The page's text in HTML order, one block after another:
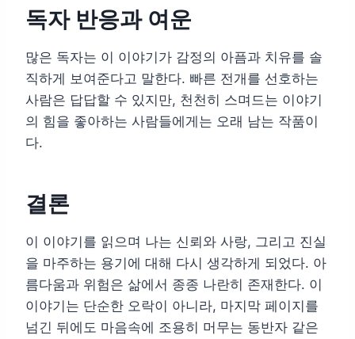
독자 반응과 여운
많은 독자는 이 이야기가 감정의 아픔과 치유를 솔
직하게 보여준다고 말한다. 빠른 전개를 선호하는
사람은 답답할 수 있지만, 천천히 스며드는 이야기
의 힘을 좋아하는 사람들에게는 오래 남는 작품이
다.
결론
이 이야기를 읽으며 나는 신뢰와 사랑, 그리고 진실
을 마주하는 용기에 대해 다시 생각하게 되었다. 아
름다움과 위험은 삶에서 종종 나란히 존재한다. 이
이야기는 단순한 오락이 아니라, 마지막 페이지를
넘긴 뒤에도 마음속에 조용히 머무는 동반자 같은